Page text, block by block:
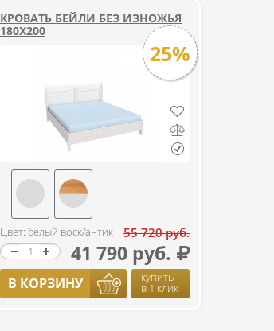
КРОВАТЬ БЕЙЛИ БЕЗ ИЗНОЖЬЯ
180Х200
25%
Цвет: белый воск/антик 55 720 руб.
41 790 руб.
В КОРЗИНУ купить
в 1 клик